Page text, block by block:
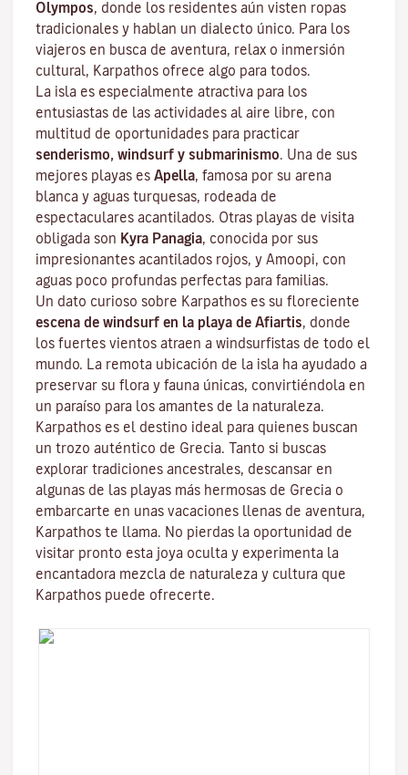
Olympos, donde los residentes aún visten ropas
tradicionales y hablan un dialecto único. Para los
viajeros en busca de aventura, relax o inmersión
cultural, Karpathos ofrece algo para todos.
La isla es especialmente atractiva para los
entusiastas de las actividades al aire libre, con
multitud de oportunidades para practicar
senderismo, windsurf y submarinismo. Una de sus
mejores playas es Apella, famosa por su arena
blanca y aguas turquesas, rodeada de
espectaculares acantilados. Otras playas de visita
obligada son Kyra Panagia, conocida por sus
impresionantes acantilados rojos, y Amoopi, con
aguas poco profundas perfectas para familias.
Un dato curioso sobre Karpathos es su floreciente
escena de windsurf en la playa de Afiartis, donde
los fuertes vientos atraen a windsurfistas de todo el
mundo. La remota ubicación de la isla ha ayudado a
preservar su flora y fauna únicas, convirtiéndola en
un paraíso para los amantes de la naturaleza.
Karpathos es el destino ideal para quienes buscan
un trozo auténtico de Grecia. Tanto si buscas
explorar tradiciones ancestrales, descansar en
algunas de las playas más hermosas de Grecia o
embarcarte en unas vacaciones llenas de aventura,
Karpathos te llama. No pierdas la oportunidad de
visitar pronto esta joya oculta y experimenta la
encantadora mezcla de naturaleza y cultura que
Karpathos puede ofrecerte.